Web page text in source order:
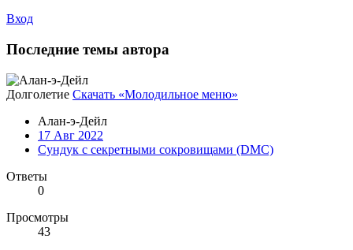
Вход
Последние темы автора
Долголетие Скачать «Молодильное меню»
Алан-э-Дейл
17 Авг 2022
Сундук с секретными сокровищами (DMC)
Ответы
0
Просмотры
43